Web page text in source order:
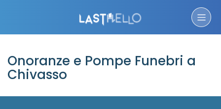
Onoranze e Pompe Funebri a
Chivasso